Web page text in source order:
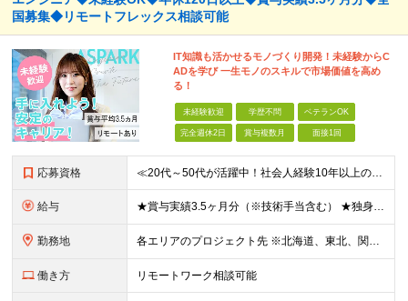
国募集◆リモートフレックス相談可能
IT知識も活かせるモノづくり開発！未経験からC
ADを学び 一生モノのスキルで市場価値を高め
る！
未経験歓迎 学歴不問 ベテランOK
完全週休2日 賞与複数月 面接1回
応募資格 ≪20代～50代が活躍中！社会人経験10年以上の方も歓迎≫ ◆学歴不問 ◆未経験・ブランクOK ≫モノづくりに関する何らかの経験をお持ちの方は優遇します！ ～こんな方が活躍できます！～ ◎専門的な
給与 ★賞与実績3.5ヶ月分（※技術手当含む） ★独身寮│寮費手当│引っ越し手当あり ★月給26万円も可能！ 【実務経験者】※前職の給与、経験、スキルをもとに決定 ・月給21万円～60万円＋時間外手当全
勤務地 各エリアのプロジェクト先 ※北海道、東北、関東、北信越、東海、関西、四国、中国、九州の各エリアから希望勤務地をお聞かせください。 ※転勤を伴わない エリア限定採用枠あり。U・Iターンも歓迎です！ ※プ
働き方 リモートワーク相談可能